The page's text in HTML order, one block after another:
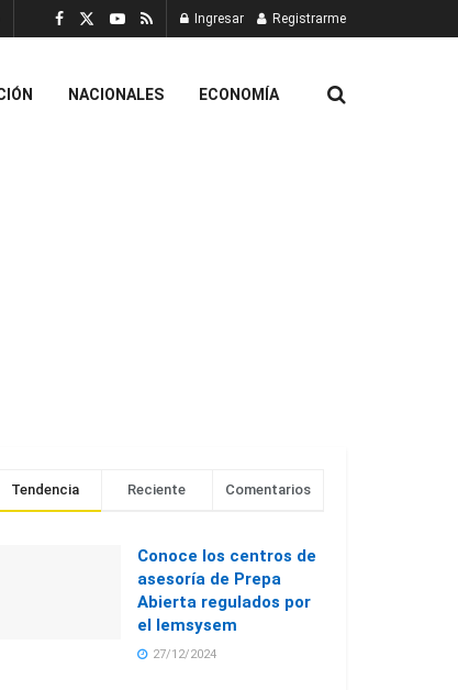
Ingresar Registrarme
NACIONALES ECONOMÍA
Tendencia Reciente Comentarios
Conoce los centros de
asesoría de Prepa
Abierta regulados por
el Iemsysem
27/12/2024